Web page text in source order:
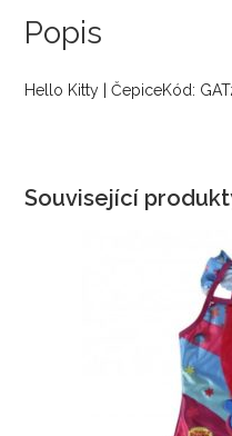
Popis
Hello Kitty | ČepiceKód:
Související